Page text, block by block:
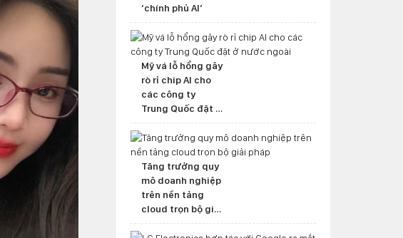
‘chính phủ AI’
Mỹ vá lỗ hổng gây
rò rỉ chip AI cho
các công ty
Trung Quốc đặt ở
nước ngoài
Tăng trưởng quy
mô doanh nghiệp
trên nền tảng
cloud trọn bộ giải
pháp